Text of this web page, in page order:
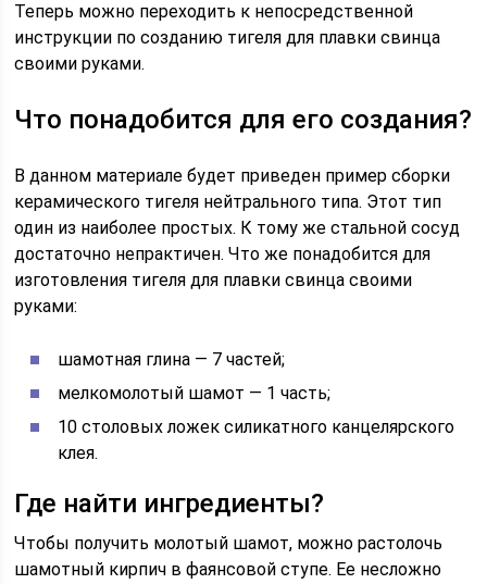
Теперь можно переходить к непосредственной
инструкции по созданию тигеля для плавки свинца
своими руками.
Что понадобится для его создания?
В данном материале будет приведен пример сборки
керамического тигеля нейтрального типа. Этот тип
один из наиболее простых. К тому же стальной сосуд
достаточно непрактичен. Что же понадобится для
изготовления тигеля для плавки свинца своими
руками:
шамотная глина — 7 частей;
мелкомолотый шамот — 1 часть;
10 столовых ложек силикатного канцелярского
клея.
Где найти ингредиенты?
Чтобы получить молотый шамот, можно растолочь
шамотный кирпич в фаянсовой ступе. Ее несложно